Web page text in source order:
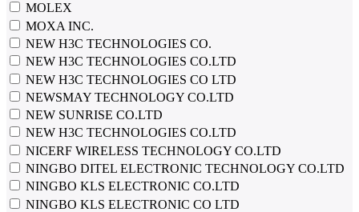
MOLEX
MOXA INC.
NEW H3C TECHNOLOGIES CO.
NEW H3C TECHNOLOGIES CO.LTD
NEW H3C TECHNOLOGIES CO LTD
NEWSMAY TECHNOLOGY CO.LTD
NEW SUNRISE CO.LTD
NEW Н3С TECHNOLOGIES СО.LTD
NICERF WIRELESS TECHNOLOGY CO.LTD
NINGBO DITEL ELECTRONIC TECHNOLOGY CO.LTD
NINGBO KLS ELECTRONIC CO.LTD
NINGBO KLS ELECTRONIC CO LTD